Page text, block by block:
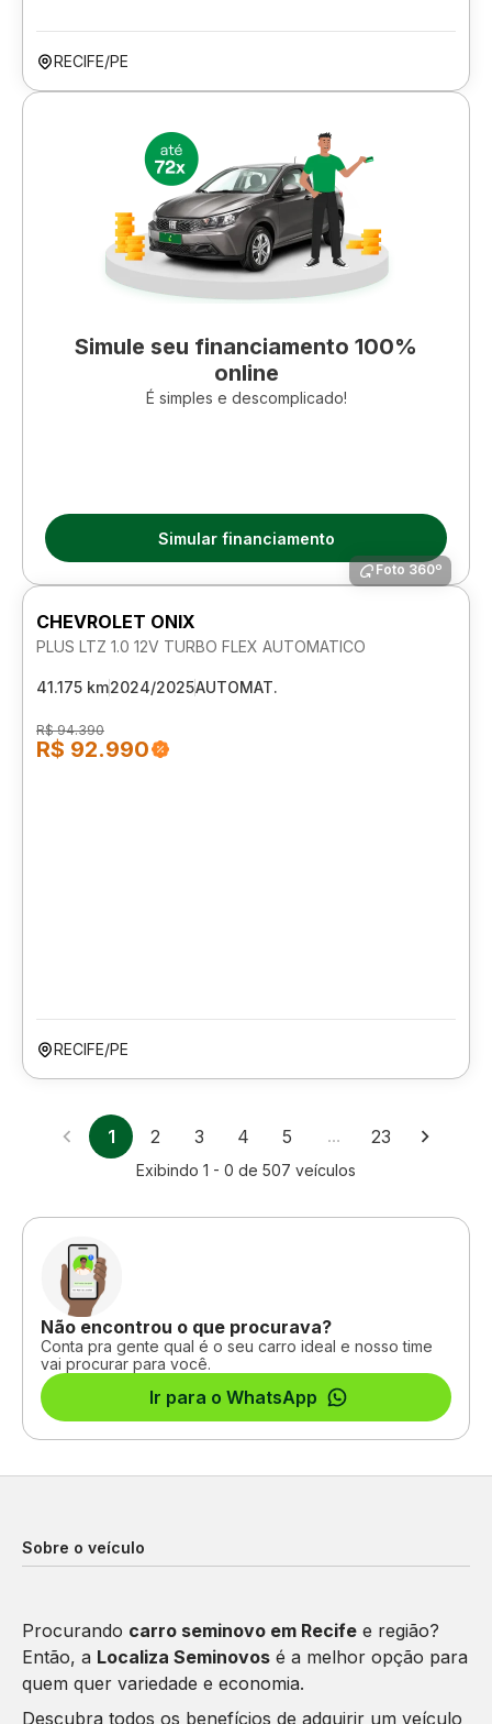
RECIFE/PE
Simule seu financiamento 100%
online
É simples e descomplicado!
Simular financiamento
Foto 360º
CHEVROLET ONIX
PLUS LTZ 1.0 12V TURBO FLEX AUTOMATICO
41.175 km2024/2025AUTOMAT.
R$ 94.390
R$ 92.990
RECIFE/PE
1 2 3 4 5 … 23
Exibindo 1 - 0 de 507 veículos
Não encontrou o que procurava?
Conta pra gente qual é o seu carro ideal e nosso time
vai procurar para você.
Ir para o WhatsApp
Sobre o veículo
Procurando carro seminovo em Recife e região?
Então, a Localiza Seminovos é a melhor opção para
quem quer variedade e economia.
Descubra todos os benefícios de adquirir um veículo